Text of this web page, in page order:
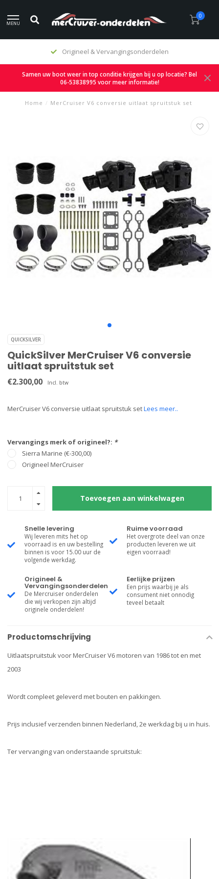
MENU
0
Origineel & Vervangingsonderdelen
Samen uw boot weer in top conditie krijgen bij u op locatie? Bel
06-53838995 voor meer informatie!
Home / MerCruiser V6 conversie uitlaat spruitstuk set
QUICKSILVER
QuickSilver MerCruiser V6 conversie
uitlaat spruitstuk set
€2.300,00 Incl. btw
MerCruiser V6 conversie uitlaat spruitstuk setLees meer..
Vervangings merk of origineel?: *
Sierra Marine (€-300,00)
Origineel MerCruiser
Toevoegen aan winkelwagen
Snelle levering
Wij leveren mits het op
voorraad is en uw bestelling
binnen is voor 15.00 uur de
volgende werkdag.
Ruime voorraad
Het overgrote deel van onze
producten leveren we uit
eigen voorraad!
Origineel &
Vervangingsonderdelen
De Mercruiser onderdelen
die wij verkopen zijn altijd
originele onderdelen!
Eerlijke prijzen
Een prijs waarbij je als
consument niet onnodig
teveel betaalt
Productomschrijving
Uitlaatspruitstuk voor MerCruiser V6 motoren van 1986 tot en met
2003
Wordt compleet geleverd met bouten en pakkingen.
Prijs inclusief verzenden binnen Nederland, 2e werkdag bij u in huis.
Ter vervanging van onderstaande spruitstuk: